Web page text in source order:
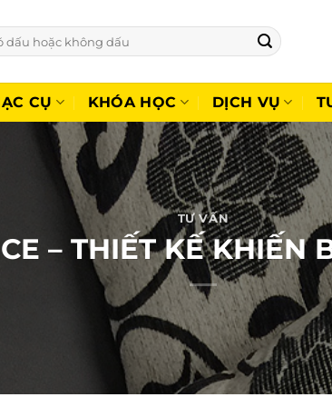
CỤ KHÓA HỌC DỊCH VỤ
TƯ VẤN
– THIẾT KẾ KHIẾN